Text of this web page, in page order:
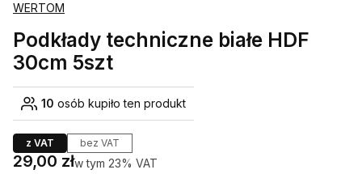
WERTOM
Podkłady techniczne białe HDF
30cm 5szt
10 osób kupiło ten produkt
z VAT bez VAT
Cena
29,00 złw tym 23% VAT
w tym 23% VAT